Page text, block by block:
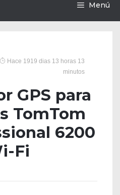
Menú
Hace 1919 dias 13 horas 13
minutos
GPS para
TomTom
6200
Fi